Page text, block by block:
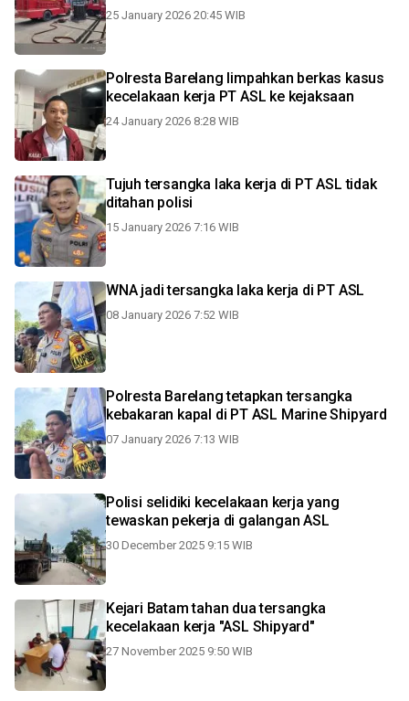
25 January 2026 20:45 WIB
Polresta Barelang limpahkan berkas kasus
kecelakaan kerja PT ASL ke kejaksaan
24 January 2026 8:28 WIB
Tujuh tersangka laka kerja di PT ASL tidak
ditahan polisi
15 January 2026 7:16 WIB
WNA jadi tersangka laka kerja di PT ASL
08 January 2026 7:52 WIB
Polresta Barelang tetapkan tersangka
kebakaran kapal di PT ASL Marine Shipyard
07 January 2026 7:13 WIB
Polisi selidiki kecelakaan kerja yang
tewaskan pekerja di galangan ASL
30 December 2025 9:15 WIB
Kejari Batam tahan dua tersangka
kecelakaan kerja "ASL Shipyard"
27 November 2025 9:50 WIB